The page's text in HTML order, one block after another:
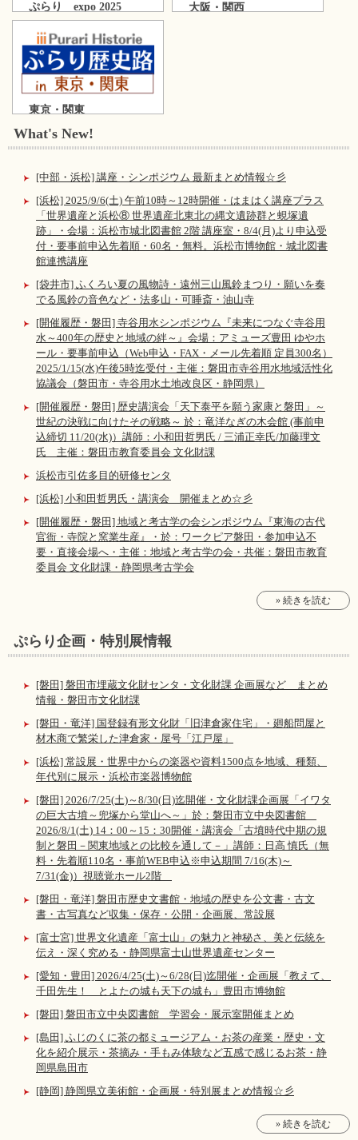
ぷらり expo 2025 大阪・関西
東京・関東
What's New!
[中部・浜松] 講座・シンポジウム 最新まとめ情報☆彡
[浜松] 2025/9/6(土) 午前10時～12時開催・はまはく講座プラス
「世界遺産と浜松⑧ 世界遺産北東北の縄文遺跡群と蜆塚遺
跡」・会場：浜松市城北図書館 2階 講座室・8/4(月)より申込受
付・要事前申込先着順・60名・無料。浜松市博物館・城北図書
館連携講座
[袋井市] ふくろい夏の風物詩・遠州三山風鈴まつり・願いを奏
でる風鈴の音色など・法多山・可睡斎・油山寺
[開催履歴・磐田] 寺谷用水シンポジウム『未来につなぐ寺谷用
水～400年の歴史と地域の絆～』会場：アミューズ豊田 ゆやホ
ール・要事前申込（Web申込・FAX・メール先着順 定員300名）
2025/1/15(水)午後5時迄受付・主催：磐田市寺谷用水地域活性化
協議会（磐田市・寺谷用水土地改良区・静岡県）
[開催履歴・磐田] 歴史講演会「天下泰平を願う家康と磐田」～
世紀の決戦に向けたその戦略～ 於：竜洋なぎの木会館 (事前申
込締切 11/20(水)）講師：小和田哲男氏 / 三浦正幸氏/加藤理文
氏 主催：磐田市教育委員会 文化財課
浜松市引佐多目的研修センタ
[浜松] 小和田哲男氏・講演会 開催まとめ☆彡
[開催履歴・磐田] 地域と考古学の会シンポジウム『東海の古代
官衙・寺院と窯業生産』・於：ワークピア磐田・参加申込不
要・直接会場へ・主催：地域と考古学の会・共催：磐田市教育
委員会 文化財課・静岡県考古学会
» 続きを読む
ぷらり企画・特別展情報
[磐田] 磐田市埋蔵文化財センタ・文化財課 企画展など まとめ
情報・磐田市文化財課
[磐田・竜洋] 国登録有形文化財「旧津倉家住宅」・廻船問屋と
材木商で繁栄した津倉家・屋号「江戸屋」
[浜松] 常設展・世界中からの楽器や資料1500点を地域、種類、
年代別に展示・浜松市楽器博物館
[磐田] 2026/7/25(土)～8/30(日)迄開催・文化財課企画展「イワタ
の巨大古墳～兜塚から堂山へ～」於：磐田市立中央図書館
2026/8/1(土) 14：00～15：30開催・講演会「古墳時代中期の規
制と磐田－関東地域との比較を通して－」講師：日高 慎氏（無
料・先着順110名・事前WEB申込※申込期間 7/16(木)～
7/31(金)）視聴覚ホール2階
[磐田・竜洋] 磐田市歴史文書館・地域の歴史を公文書・古文
書・古写真など収集・保存・公開・企画展、常設展
[富士宮] 世界文化遺産「富士山」の魅力と神秘さ、美と伝統を
伝え・深く究める・静岡県富士山世界遺産センター
[愛知・豊田] 2026/4/25(土)～6/28(日)迄開催・企画展「教えて、
千田先生！ とよたの城も天下の城も」豊田市博物館
[磐田] 磐田市立中央図書館 学習会・展示室開催まとめ
[島田] ふじのくに茶の都ミュージアム・お茶の産業・歴史・文
化を紹介展示・茶摘み・手もみ体験など五感で感じるお茶・静
岡県島田市
[静岡] 静岡県立美術館・企画展・特別展まとめ情報☆彡
» 続きを読む